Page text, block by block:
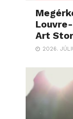
Art
2026.